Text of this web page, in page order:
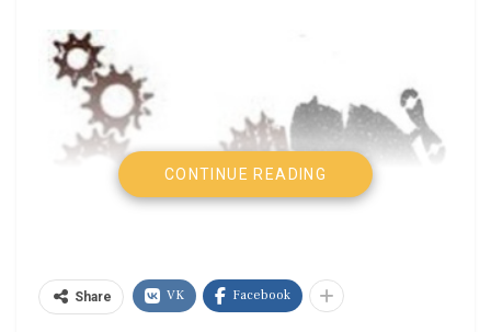
CONTINUE READING
Share VK Facebook